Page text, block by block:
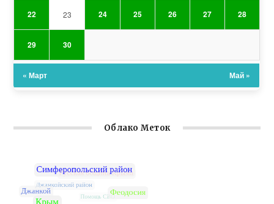
22 23 24 25 26 27 28
29 30
« Март Май »
Облако Меток